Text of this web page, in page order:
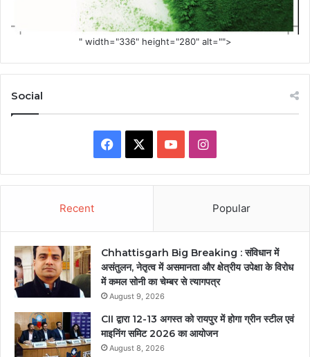
" width="336" height="280" alt="">
Social
Facebook YouTubeInstagram
Recent Popular
Chhattisgarh Big Breaking : संविधान में
असंतुलन, नेतृत्व में असमानता और क्षेत्रीय उपेक्षा के विरोध
में कमल सोनी का चेम्बर से त्यागपत्र
August 9, 2026
CII द्वारा 12-13 अगस्त को रायपुर में होगा ग्रीन स्टील एवं
माइनिंग समिट 2026 का आयोजन
August 8, 2026